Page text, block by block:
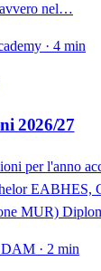
nel…
· 4 min
2026/27
per l'anno
EABHES,
MUR)
· 2 min